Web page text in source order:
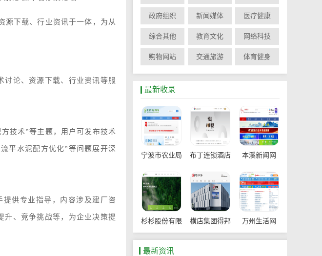
源下载、行业资讯于一体，为从
讨论、资源下载、行业资讯等服
技术”等主题，用户可发布技术
平水泥配方优化”等问题展开深
供专业指导，内容涉及建厂咨
升、竞争挑战等，为企业决策提
政府组织 新闻媒体 医疗健康
综合其他 教育文化 网络科技
购物网站 交通旅游 体育健身
最新收录
宁波市农业局 布丁连锁酒店 本溪新闻网
杉杉股份有限
公司
横店集团得邦
工程塑料有限
万州生活网
最新资讯